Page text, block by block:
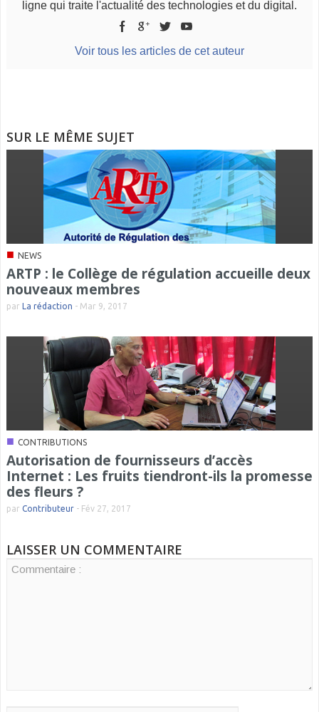
ligne qui traite l'actualité des technologies et du digital.
Voir tous les articles de cet auteur
SUR LE MÊME SUJET
■ NEWS
ARTP : le Collège de régulation accueille deux
nouveaux membres
par La rédaction - Mar 9, 2017
■ CONTRIBUTIONS
Autorisation de fournisseurs d’accès
Internet : Les fruits tiendront-ils la promesse
des fleurs ?
par Contributeur - Fév 27, 2017
LAISSER UN COMMENTAIRE